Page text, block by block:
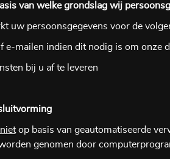
van welke grondslag wij
uw persoonsgegevens voor de
e-mailen indien dit nodig is om onze
bij u af te leveren
nietop basis van geautomatiseerde
genomen door